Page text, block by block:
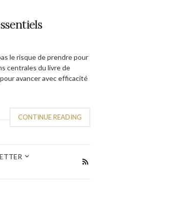
le risque de prendre pour
centrales du livre de
avancer avec efficacité
CONTINUE READING